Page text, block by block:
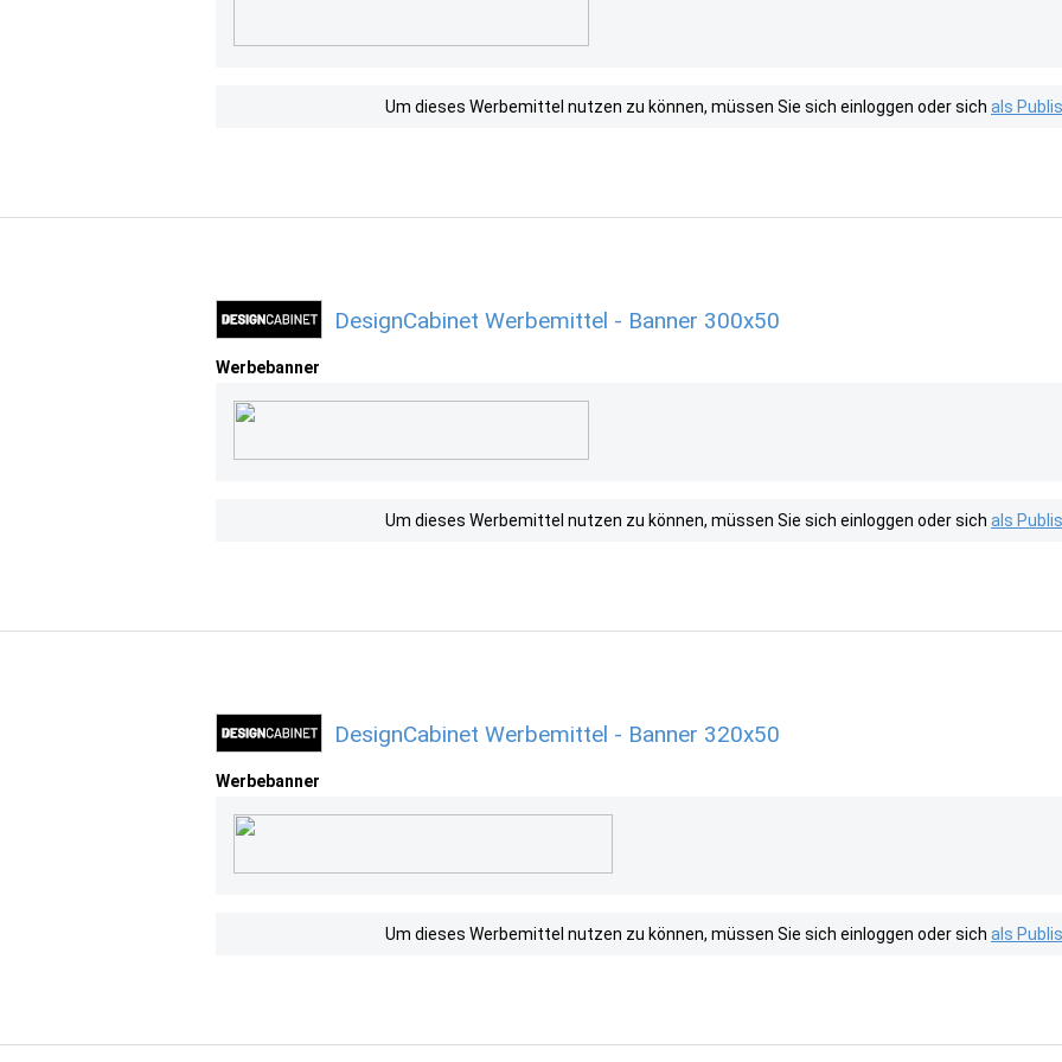
Um dieses Werbemittel nutzen zu können, müssen Sie sich einloggen oder sich als
DesignCabinet Werbemittel - Banner 300x50
Werbebanner
Um dieses Werbemittel nutzen zu können, müssen Sie sich einloggen oder sich als
DesignCabinet Werbemittel - Banner 320x50
Werbebanner
Um dieses Werbemittel nutzen zu können, müssen Sie sich einloggen oder sich als